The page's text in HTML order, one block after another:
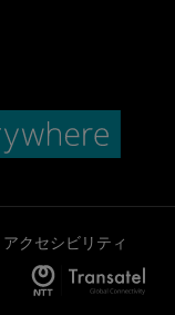
アクセシビリティ